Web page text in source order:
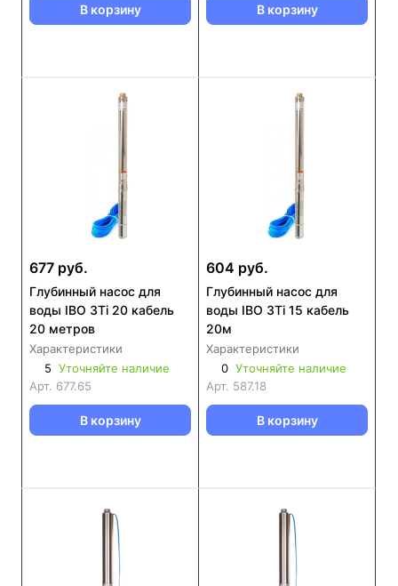
В корзину В корзину
677 руб.
Глубинный насос для
воды IBO 3Ti 20 кабель
20 метров
Характеристики
5 Уточняйте наличие
Арт. 677.65
В корзину
604 руб.
Глубинный насос для
воды IBO 3Ti 15 кабель
20м
Характеристики
0 Уточняйте наличие
Арт. 587.18
В корзину